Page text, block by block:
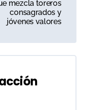
mezcla toreros
consagrados y
jóvenes valores